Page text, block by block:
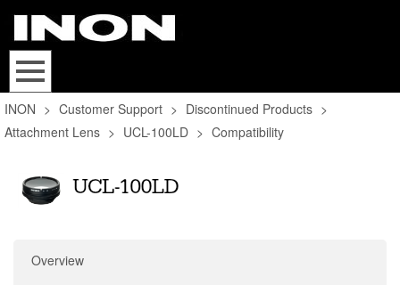
INON > Customer Support > Discontinued Products >
Attachment Lens > UCL-100LD > Compatibility
Overview